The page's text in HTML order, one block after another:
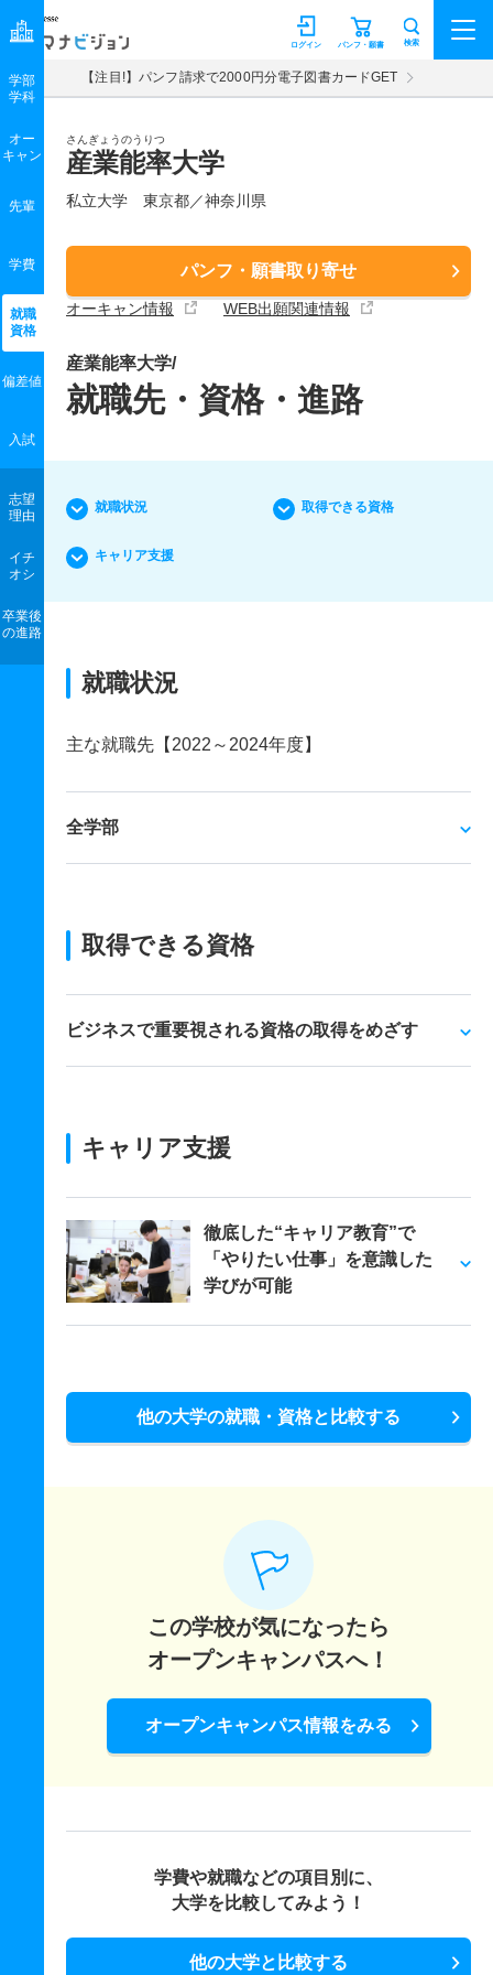
マナビジョン パンフ・願書
ログイン 検索
【注目!】パンフ請求で2000円分電子図書カードGET
さんぎょうのうりつ
産業能率大学
私立大学 東京都／神奈川県
パンフ・願書取り寄せ
オーキャン情報 WEB出願関連情報
学部
学科
オー
キャン
先輩
学費
就職
資格
偏差値
入試
志望
理由
イチ
オシ
卒業後
の進路
産業能率大学/
就職先・資格・進路
就職状況 取得できる資格
キャリア支援
就職状況
主な就職先【2022～2024年度】
全学部
取得できる資格
ビジネスで重要視される資格の取得をめざす
キャリア支援
徹底した“キャリア教育”で
「やりたい仕事」を意識した
学びが可能
他の大学の就職・資格と比較する
この学校が気になったら
オープンキャンパスへ！
オープンキャンパス情報をみる
学費や就職などの項目別に、
大学を比較してみよう！
他の大学と比較する